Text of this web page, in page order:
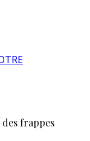
des frappes